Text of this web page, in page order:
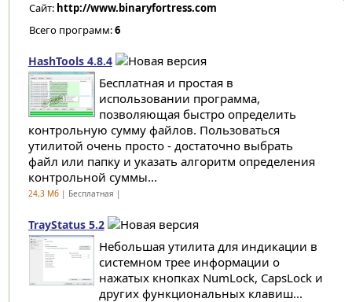
Сайт: http://www.binaryfortress.com
Всего программ:6
HashTools 4.8.4
Бесплатная и простая в
использовании программа,
позволяющая быстро определить
контрольную сумму файлов. Пользоваться
утилитой очень просто - достаточно выбрать
файл или папку и указать алгоритм определения
контрольной суммы...
24,3 Мб| Бесплатная |
TrayStatus 5.2
Небольшая утилита для индикации в
системном трее информации о
нажатых кнопках NumLock, CapsLock и
других функциональных клавиш...